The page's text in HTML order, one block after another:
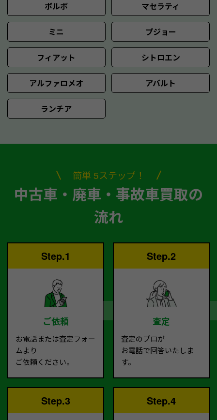
ボルボ マセラティ
ミニ プジョー
フィアット シトロエン
アルファロメオ アバルト
ランチア
簡単 5ステップ！
中古車・廃車・事故車買取の
流れ
Step.1
ご依頼
お電話または査定フォー
ムより
ご依頼ください。
Step.2
査定
査定のプロが
お電話で回答いたしま
す。
Step.3 Step.4